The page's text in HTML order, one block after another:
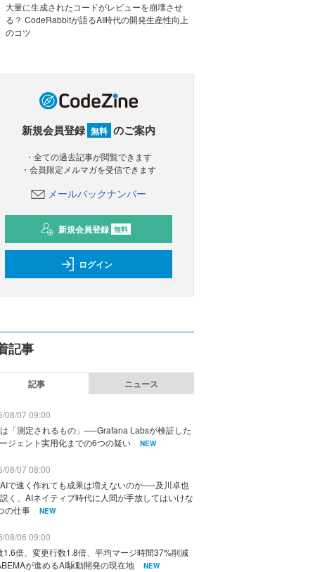
大量に生成されたコードがレビューを崩壊させ
る？ CodeRabbitが語るAI時代の開発生産性向上
のコツ
新規会員登録 無料 のご案内
・全ての過去記事が閲覧できます
・会員限定メルマガを受信できます
メールバックナンバー
新規会員登録 無料
ログイン
記事
記事 ニュース
08/07 09:00
「測定されるもの」──Grafana Labsが検証した
ジェント実用化までの6つの疑い
NEW
08/07 08:00
で速く作れても成果は増えないのか──及川卓也
く、AIネイティブ時代に人間が手放してはいけな
の仕事
NEW
08/06 09:00
1.6倍、変更行数1.8倍、平均マージ時間37%削減
が進めるAI駆動開発の現在地
NEW